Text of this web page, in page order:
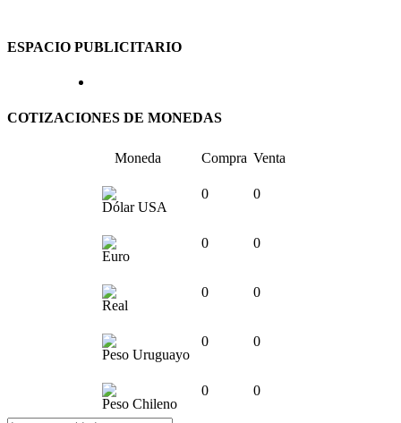
ESPACIO PUBLICITARIO
COTIZACIONES DE MONEDAS
Moneda Compra Venta
Dólar USA
0 0
Euro
0 0
Real
0 0
Peso Uruguayo
0 0
Peso Chileno
0 0